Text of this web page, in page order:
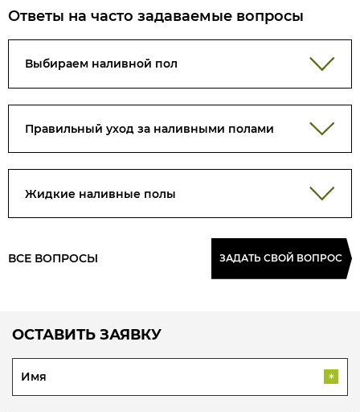
Ответы на часто задаваемые вопросы
Выбираем наливной пол
Правильный уход за наливными полами
Жидкие наливные полы
ВСЕ ВОПРОСЫ ЗАДАТЬ СВОЙ ВОПРОС
ОСТАВИТЬ ЗАЯВКУ
*